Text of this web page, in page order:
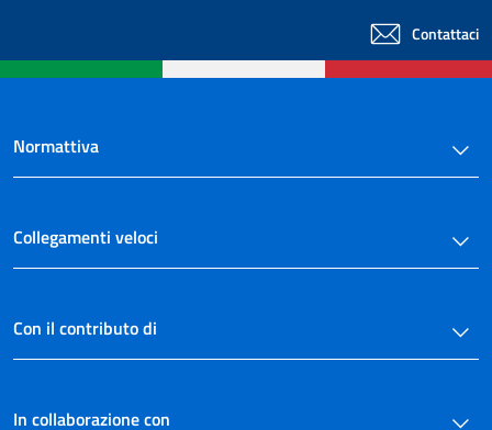
Contattaci
Normattiva
Collegamenti veloci
Con il contributo di
In collaborazione con